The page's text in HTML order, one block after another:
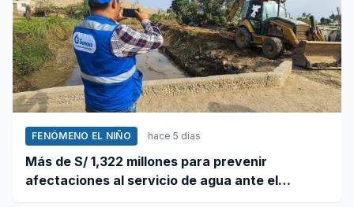
FENÓMENO EL NIÑO hace 5 días
Más de S/ 1,322 millones para prevenir
afectaciones al servicio de agua ante el